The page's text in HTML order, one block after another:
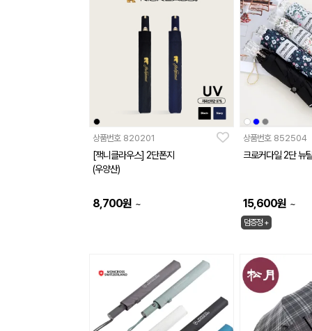
상품번호 820201
[잭니클라우스] 2단폰지
(우양산)
8,700원 ~
상품번호 852504
크로커다일 2단 뉴
15,600원 ~
덤증정 +